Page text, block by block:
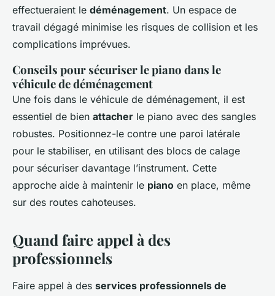
effectueraient le déménagement. Un espace de
travail dégagé minimise les risques de collision et les
complications imprévues.
Conseils pour sécuriser le piano dans le
véhicule de déménagement
Une fois dans le véhicule de déménagement, il est
essentiel de bien attacher le piano avec des sangles
robustes. Positionnez-le contre une paroi latérale
pour le stabiliser, en utilisant des blocs de calage
pour sécuriser davantage l’instrument. Cette
approche aide à maintenir le piano en place, même
sur des routes cahoteuses.
Quand faire appel à des
professionnels
Faire appel à des services professionnels de